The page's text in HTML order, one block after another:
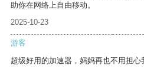
助你在网络上自由移动。
2025-10-23
游客
超级好用的加速器，妈妈再也不用担心